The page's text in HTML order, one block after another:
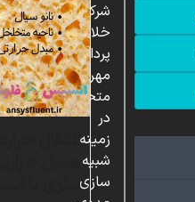
انتقال
سازی با
شرکت
خلاق
پردازشگران
مهر،
متخصص
در
زمینه
شبیه
سازی